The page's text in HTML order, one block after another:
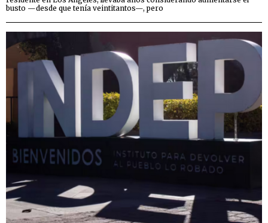
busto —desde que tenía veintitantos—, pero